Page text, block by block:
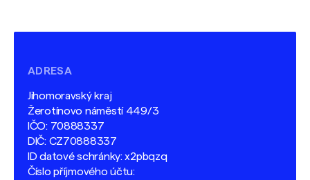
ADRESA
Jihomoravský kraj
Žerotínovo náměstí 449/3
IČO: 70888337
DIČ: CZ70888337
ID datové schránky: x2pbqzq
Číslo příjmového účtu: